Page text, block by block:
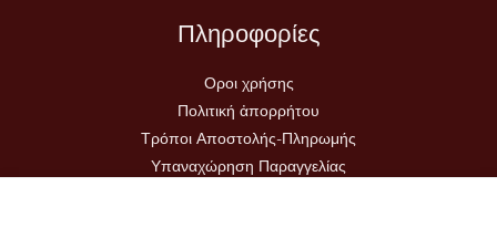
Πληροφορίες
Οροι χρήσης
Πολιτική ἀπορρήτου
Τρόποι Αποστολής-Πληρωμής
Υπαναχώρηση Παραγγελίας